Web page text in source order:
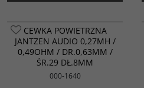
CEWKA POWIETRZNA
JANTZEN AUDIO 0,27MH /
0,49OHM / DR.0,63MM /
ŚR.29 DŁ.8MM
000-1640